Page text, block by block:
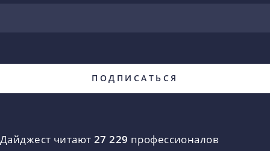
Дайджест читают 27 229 профессионалов